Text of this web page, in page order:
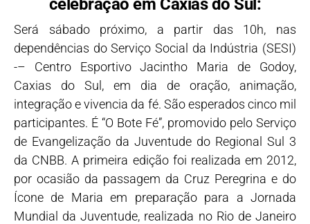
Será sábado próximo, a partir das 10h, nas
dependências do Serviço Social da Indústria (SESI)
-– Centro Esportivo Jacintho Maria de Godoy,
Caxias do Sul, em dia de oração, animação,
integração e vivencia da fé. São esperados cinco mil
participantes. É “O Bote Fé”, promovido pelo Serviço
de Evangelização da Juventude do Regional Sul 3
da CNBB. A primeira edição foi realizada em 2012,
por ocasião da passagem da Cruz Peregrina e do
Ícone de Maria em preparação para a Jornada
Mundial da Juventude, realizada no Rio de Janeiro